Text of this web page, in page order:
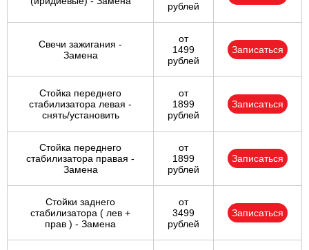
рублей
Свечи зажигания -
Замена
от
1499
рублей
Записаться
Стойка переднего
стабилизатора левая -
снять/установить
от
1899
рублей
Записаться
Стойка переднего
стабилизатора правая -
Замена
от
1899
рублей
Записаться
Стойки заднего
стабилизатора ( лев +
прав ) - Замена
от
3499
рублей
Записаться